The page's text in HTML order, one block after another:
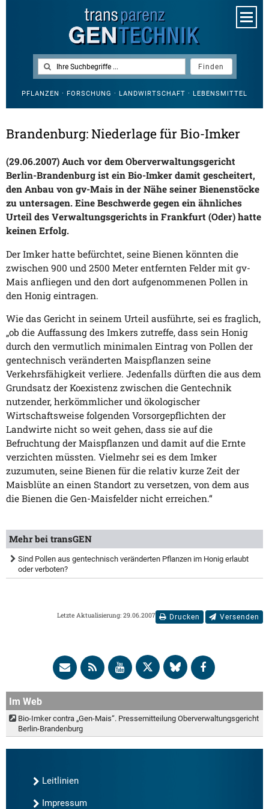
PFLANZEN · FORSCHUNG · LANDWIRTSCHAFT · LEBENSMITTEL
Brandenburg: Niederlage für Bio-Imker
(29.06.2007) Auch vor dem Oberverwaltungsgericht
Berlin-Brandenburg ist ein Bio-Imker damit gescheitert,
den Anbau von gv-Mais in der Nähe seiner Bienenstöcke
zu untersagen. Eine Beschwerde gegen ein ähnliches
Urteil des Verwaltungsgerichts in Frankfurt (Oder) hatte
keinen Erfolg.
Der Imker hatte befürchtet, seine Bienen könnten die
zwischen 900 und 2500 Meter entfernten Felder mit gv-
Mais anfliegen und den dort aufgenommenen Pollen in
den Honig eintragen.
Wie das Gericht in seinem Urteil ausführte, sei es fraglich,
„ob die Auffassung des Imkers zutreffe, dass sein Honig
durch den vermutlich minimalen Eintrag von Pollen der
gentechnisch veränderten Maispflanzen seine
Verkehrsfähigkeit verliere. Jedenfalls dürften die aus dem
Grundsatz der Koexistenz zwischen die Gentechnik
nutzender, herkömmlicher und ökologischer
Wirtschaftsweise folgenden Vorsorgepflichten der
Landwirte nicht so weit gehen, dass sie auf die
Befruchtung der Maispflanzen und damit auf die Ernte
verzichten müssten. Vielmehr sei es dem Imker
zuzumuten, seine Bienen für die relativ kurze Zeit der
Maisblüte an einen Standort zu versetzen, von dem aus
die Bienen die Gen-Maisfelder nicht erreichen.“
Mehr bei transGEN
Sind Pollen aus gentechnisch veränderten Pflanzen im Honig erlaubt
oder verboten?
Drucken Versenden
Letzte Aktualisierung: 29.06.2007
Im Web
Bio-Imker contra „Gen-Mais“. Pressemitteilung Oberverwaltungsgericht
Berlin-Brandenburg
Leitlinien
Impressum